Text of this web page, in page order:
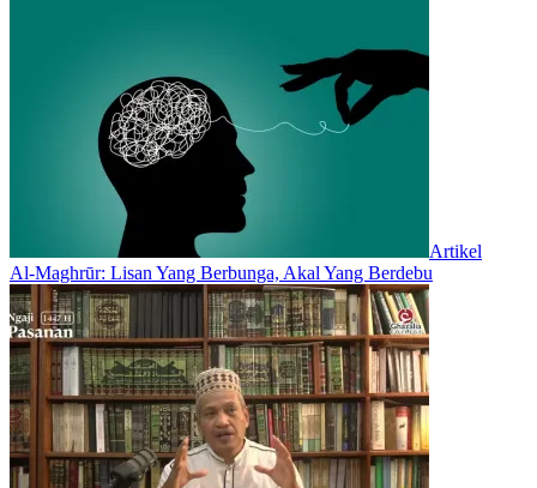
Artikel
Al-Maghrūr: Lisan Yang Berbunga, Akal Yang Berdebu